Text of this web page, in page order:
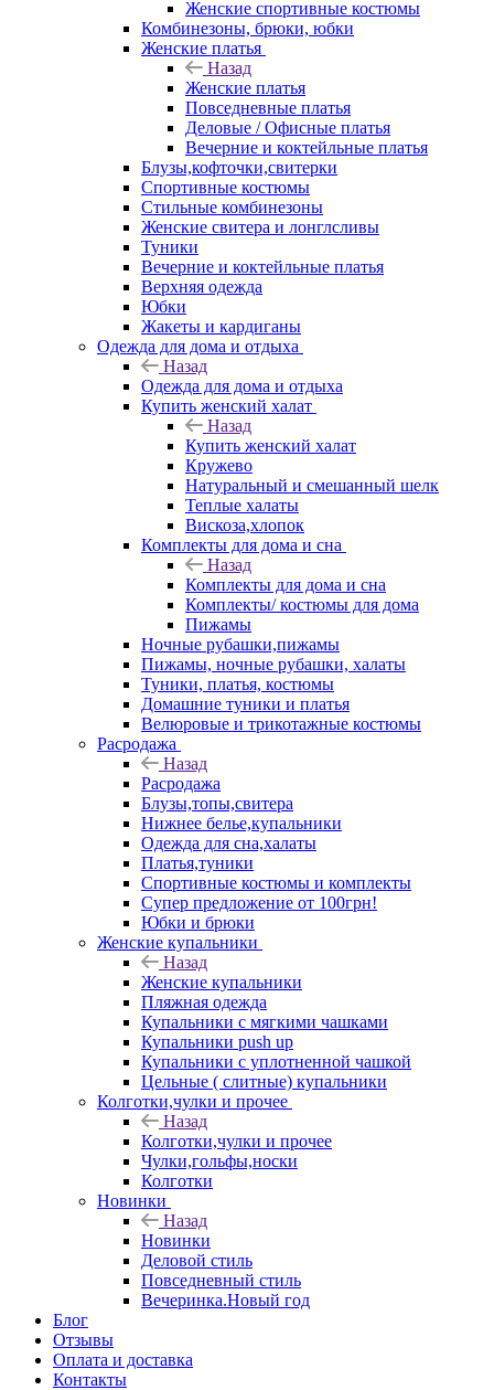
Женские спортивные костюмы
Комбинезоны, брюки, юбки
Женские платья
Назад
Женские платья
Повседневные платья
Деловые / Офисные платья
Вечерние и коктейльные платья
Блузы,кофточки,свитерки
Спортивные костюмы
Стильные комбинезоны
Женские свитера и лонглсливы
Туники
Вечерние и коктейльные платья
Верхняя одежда
Юбки
Жакеты и кардиганы
Одежда для дома и отдыха
Назад
Одежда для дома и отдыха
Купить женский халат
Назад
Купить женский халат
Кружево
Натуральный и смешанный шелк
Теплые халаты
Вискоза,хлопок
Комплекты для дома и сна
Назад
Комплекты для дома и сна
Комплекты/ костюмы для дома
Пижамы
Ночные рубашки,пижамы
Пижамы, ночные рубашки, халаты
Туники, платья, костюмы
Домашние туники и платья
Велюровые и трикотажные костюмы
Расродажа
Назад
Расродажа
Блузы,топы,свитера
Нижнее белье,купальники
Одежда для сна,халаты
Платья,туники
Спортивные костюмы и комплекты
Супер предложение от 100грн!
Юбки и брюки
Женские купальники
Назад
Женские купальники
Пляжная одежда
Купальники с мягкими чашками
Купальники push up
Купальники с уплотненной чашкой
Цельные ( слитные) купальники
Колготки,чулки и прочее
Назад
Колготки,чулки и прочее
Чулки,гольфы,носки
Колготки
Новинки
Назад
Новинки
Деловой стиль
Повседневный стиль
Вечеринка.Новый год
Блог
Отзывы
Оплата и доставка
Контакты